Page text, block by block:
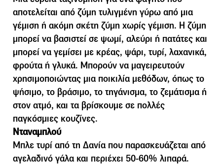
αποτελείται από ζύµη τυλιγµένη γύρω από µια
γέµιση ή ακόµη σκέτη ζύµη χωρίς γέµιση. Η ζύµη
µπορεί να βασιστεί σε ψωµί, αλεύρι ή πατάτες και
µπορεί να γεµίσει µε κρέας, ψάρι, τυρί, λαχανικά,
φρούτα ή γλυκά. Μπορούν να µαγειρευτούν
χρησιµοποιώντας µια ποικιλία µεθόδων, όπως το
ψήσιµο, το βράσιµο, το τηγάνισµα, το ζεµάτισµα ή
στον ατµό, και τα βρίσκουµε σε πολλές
παγκόσµιες κουζίνες.
Νταναμπλού
Μπλε τυρί από τη Δανία που παρασκευάζεται από
αγελαδινό γάλα και περιέχει 50-60% λιπαρά.